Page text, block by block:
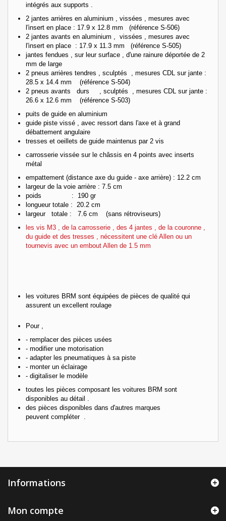
intégrés aux supports .
2 jantes arrières en aluminium , vissées , mesures avec
l'insert en place : 17.9 x 12.8 mm (référence S-506)
2 jantes avants en aluminium , vissées , mesures avec
l'insert en place : 17.9 x 11.3 mm (référence S-505)
jantes fendues , sur leur surface , d'une rainure déportée de 2
mm de large
2 pneus arrières tendres , sculptés , mesures CDL sur jante :
28.5 x 14.4 mm (référence S-504)
2 pneus avants durs , sculptés , mesures CDL sur jante :
26.6 x 12.6 mm (référence S-503)
puits de guide en aluminium
guide piste vissé , avec ressort dans l'axe et à grand
débattement angulaire
tresses et oeillets de guide maintenus par 2 vis
carrosserie vissée sur le châssis en 4 points avec inserts
métal
empattement (distance axe du guide - axe arrière) : 12.2 cm
largeur de la voie arrière : 7.5 cm
poids : 190 gr
longueur totale : 20.2 cm
largeur totale : 7.6 cm (sans rétroviseurs)
les vis M3 , de la carrosserie , des 4 jantes , de la couronne ,
du guide et des tresses , nécessitent une clé Allen ou un
tournevis avec un embout Allen de 1.5 mm
les voitures BRM sont équipées de pièces de qualité qui
assurent un excellent roulage
Pour ,
- remplacer des pièces usées
- modifier une motorisation
- adapter les pneumatiques à sa piste
- monter un éclairage
- digitaliser le modèle
toutes les pièces composant les voitures BRM sont
disponibles au détail .
des pièces disponibles dans d'autres marques
peuvent compléter .
Informations
Mon compte